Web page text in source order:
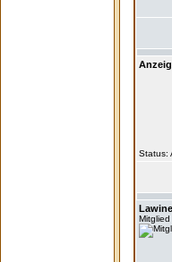
Status:
Lawine
Mitglied